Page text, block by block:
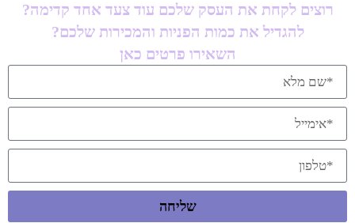
רוצים לקחת את העסק שלכם עוד צעד אחד קדימה?
להגדיל את כמות הפניות והמכירות שלכם?
השאירו פרטים כאן
שליחה